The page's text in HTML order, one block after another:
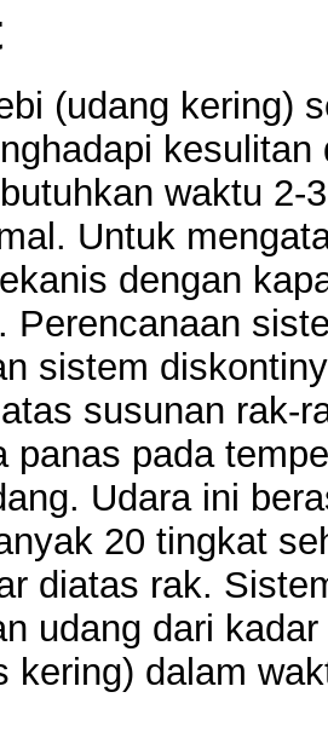
(udang kering)
waktu
Untuk
dengan
Perencanaan
sistem
susunan rak-
panas pada
Udara ini
20 tingkat
diatas rak.
udang dari
kering) dalam